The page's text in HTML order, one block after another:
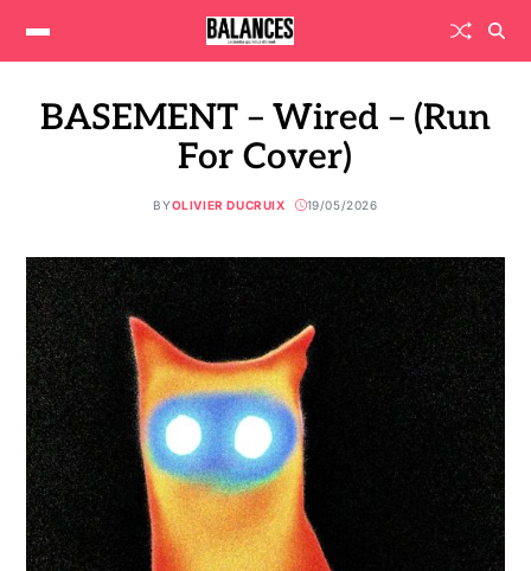
BASEMENT – Wired – (Run
For Cover)
BYOLIVIER DUCRUIX 19/05/2026